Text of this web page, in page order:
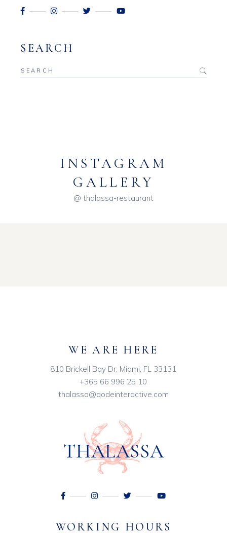
SEARCH
INSTAGRAM
GALLERY
@ thalassa-restaurant
WE ARE HERE
810 Brickell Bay Dr, Miami, FL 33131
+365 66 996 25 10
thalassa@qodeinteractive.com
WORKING HOURS